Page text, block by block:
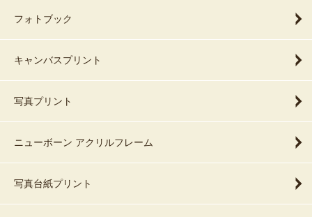
フォトブック
キャンバスプリント
写真プリント
ニューボーン アクリルフレーム
写真台紙プリント